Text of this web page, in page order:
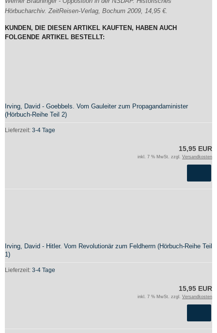
Hörbucharchiv. ZeitReisen-Verlag, Bochum 2009, 14,95 €.
KUNDEN, DIE DIESEN ARTIKEL KAUFTEN, HABEN AUCH
FOLGENDE ARTIKEL BESTELLT:
Irving, David - Goebbels. Vom Gauleiter zum Propagandaminister
(Hörbuch-Reihe Teil 2)
Lieferzeit: 3-4 Tage
15,95 EUR
inkl. 7 % MwSt. zzgl. Versandkosten
Irving, David - Hitler. Vom Revolutionär zum Feldherrn (Hörbuch-Reihe Teil
1)
Lieferzeit: 3-4 Tage
15,95 EUR
inkl. 7 % MwSt. zzgl. Versandkosten